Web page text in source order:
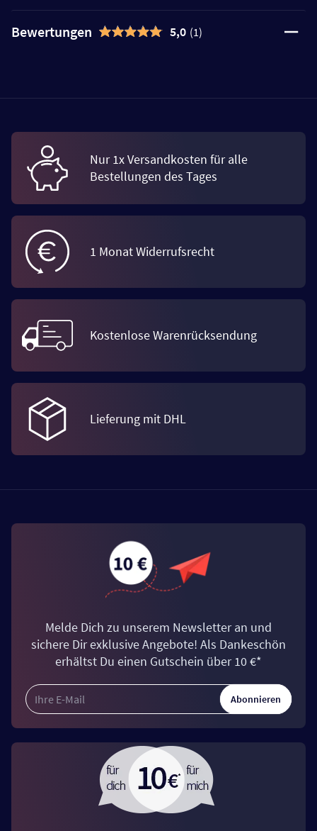
Bewertungen 5,0 (1)
Nur 1x Versandkosten für alle
Bestellungen des Tages
1 Monat Widerrufsrecht
Kostenlose Warenrücksendung
Lieferung mit DHL
Melde Dich zu unserem Newsletter an und
sichere Dir exklusive Angebote! Als Dankeschön
erhältst Du einen Gutschein über 10 €*
Abonnieren